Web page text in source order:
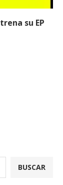
su EP
BUSCAR